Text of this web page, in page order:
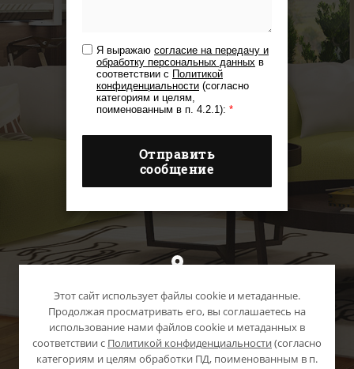
Я выражаю согласие на передачу и
обработку персональных данных в
соответствии с Политикой
конфиденциальности (согласно
категориям и целям,
поименованным в п. 4.2.1): *
Отправить
сообщение
г. Сочи
Этот сайт использует файлы cookie и метаданные.
Продолжая просматривать его, вы соглашаетесь на
использование нами файлов cookie и метаданных в
соответствии с Политикой конфиденциальности (согласно
категориям и целям обработки ПД, поименованным в п.